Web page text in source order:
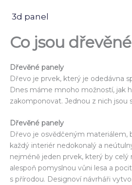
3d panel
Co jsou
Dřevěné panely
Dřevo je prvek, který je odedávna
Dnes máme mnoho možností, jak
zakomponovat. Jednou z nich jsou
Dřevěné panely
Dřevo je osvědčeným materiálem,
každý interiér nedokonalý a
nejméně jeden prvek, který by celý
alespoň pomyslnou vůni lesa a
s přírodou. Designoví návrháři